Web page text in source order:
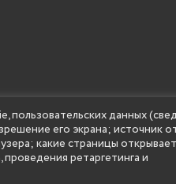
образования
университет) 2002 -
пользовательских данных
его экрана; источник
какие страницы
ретаргетинга и